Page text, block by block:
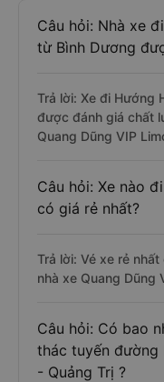
Câu hỏi: Nhà xe
từ Bình Dương
Trả lời: Xe đi Hướng
được đánh giá chất
Quang Dũng VIP
Câu hỏi: Xe nào
có giá rẻ nhất?
Trả lời: Vé xe rẻ
nhà xe Quang Dũng
Câu hỏi: Có bao
thác tuyến đường
- Quảng Trị ?